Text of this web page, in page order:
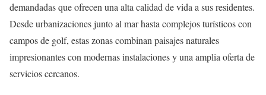
demandadas que ofrecen una alta calidad de vida a sus residentes.
Desde urbanizaciones junto al mar hasta complejos turísticos con
campos de golf, estas zonas combinan paisajes naturales
impresionantes con modernas instalaciones y una amplia oferta de
servicios cercanos.